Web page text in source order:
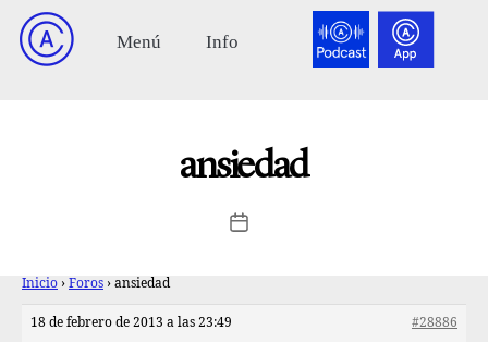
ansiedad
Inicio › Foros › ansiedad
18 de febrero de 2013 a las 23:49
#28886